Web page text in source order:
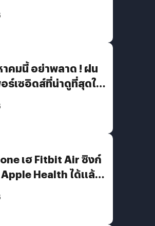
าคมนี้ อย่าพลาด ! ฝน
ร์เซอิดส์ที่น่าดูที่สุดใน
เฮ Fitbit Air ซิงก์
Health ได้แล้ว